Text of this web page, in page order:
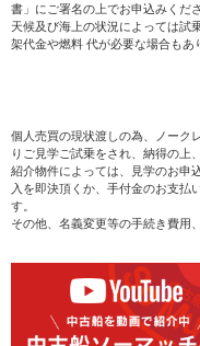
書」にご署名の上でお申込みくださ
天候及び海上の状況によっては試
架代金や燃料 代が必要な場合もあ
個人売買の現状渡しの為、ノーク
りご見学ご試乗をされ、納得の上
紹介物件によっては、見学のお申
入を即決頂くか、手付金のお支払
す。
その他、名義変更等の手続き費用